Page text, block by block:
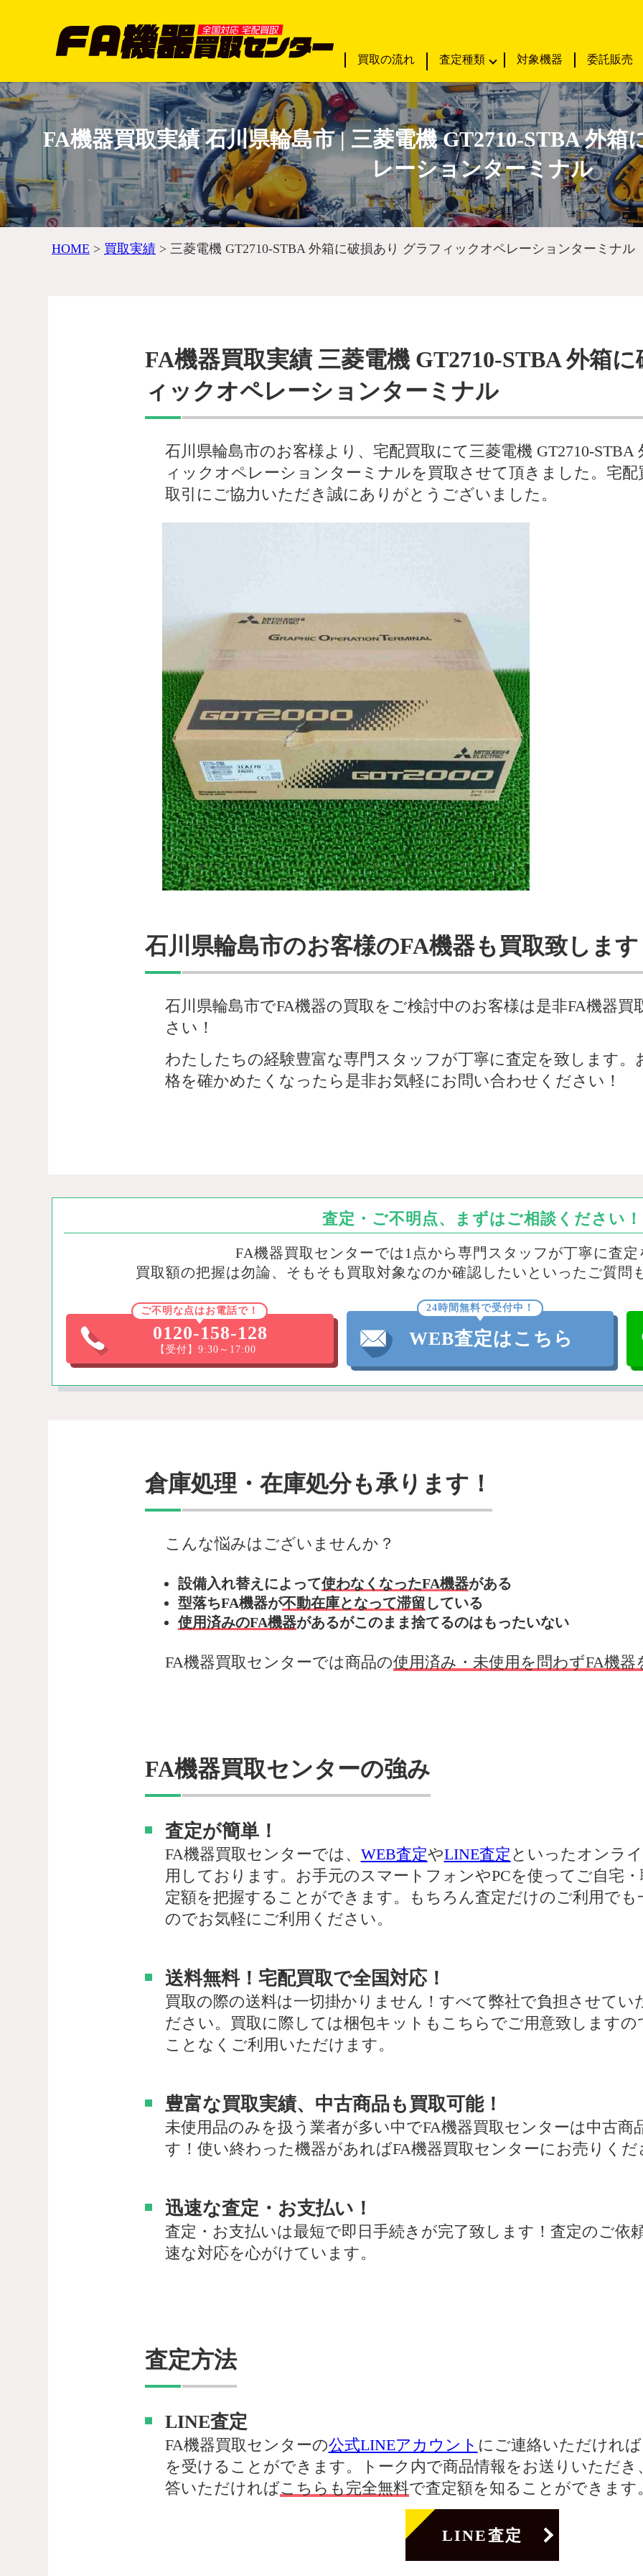
買取の流れ 査定種類 対象機器 委託販売
FA機器買取実績 石川県輪島市 | 三菱電機 GT2710-STBA 外
レーションターミナル
HOME > 買取実績 > 三菱電機 GT2710-STBA 外箱に破損あり グラフィックオペレーションターミナル
FA機器買取実績 三菱電機 GT2710-STBA 外箱
ィックオペレーションターミナル
石川県輪島市のお客様より、宅配買取にて三菱電機 GT2710-
ィックオペレーションターミナルを買取させて頂きました。宅
取引にご協力いただき誠にありがとうございました。
石川県輪島市のお客様のFA機器も買取致しま
石川県輪島市でFA機器の買取をご検討中のお客様は是非FA機器
さい！
わたしたちの経験豊富な専門スタッフが丁寧に査定を致します。
格を確かめたくなったら是非お気軽にお問い合わせください！
査定・ご不明点、まずはご相談ください！
FA機器買取センターでは1点から専門スタッフが丁寧に査
買取額の把握は勿論、そもそも買取対象なのか確認したいといったご質問
ご不明な点はお電話で！
0120-158-128
【受付】9:30～17:00
24時間無料で受付中！
WEB査定はこちら
倉庫処理・在庫処分も承ります！
こんな悩みはございませんか？
設備入れ替えによって使わなくなったFA機器がある
型落ちFA機器が不動在庫となって滞留 している
使用済みのFA機器があるがこのまま捨てるのはもったいない
FA機器買取センターでは商品の使用済み・未使用を問わずFA機
FA機器買取センターの強み
査定が簡単！
FA機器買取センターでは、 WEB査定やLINE査定 といったオンラ
用しております。お手元のスマートフォンやPCを使ってご自宅
定額を把握することができます。もちろん査定だけのご利用で
のでお気軽にご利用ください。
送料無料！宅配買取で全国対応！
買取の際の送料は一切掛かりません！すべて弊社で負担させて
ださい。買取に際しては梱包キットもこちらでご用意致します
ことなくご利用いただけます。
豊富な買取実績、中古商品も買取可能！
未使用品のみを扱う業者が多い中でFA機器買取センターは中古商
す！使い終わった機器があればFA機器買取センターにお売りくだ
迅速な査定・お支払い！
査定・お支払いは最短で即日手続きが完了致します！査定のご依
速な対応を心がけています。
査定方法
LINE査定
FA機器買取センターの公式LINEアカウント にご連絡いただけれ
を受けることができます。トーク内で商品情報をお送りいただ
答いただければこちらも完全無料で査定額を知ることができます
LINE査定